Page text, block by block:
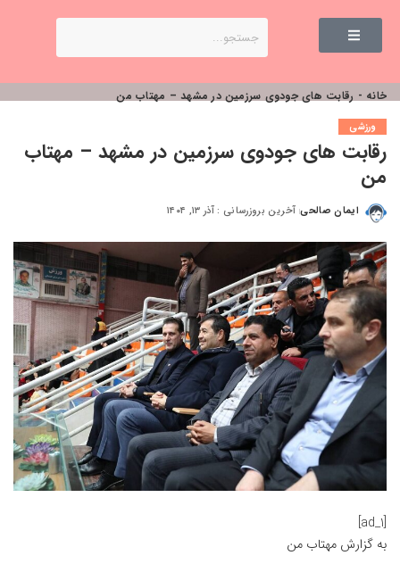
خانه - رقابت های جودوی سرزمین در مشهد – مهتاب من
ورزشی
رقابت های جودوی سرزمین در مشهد – مهتاب
من
ایمان صالحی آخرین بروزرسانی : آذر ۱۳, ۱۴۰۴
[ad_1]
به گزارش مهتاب من